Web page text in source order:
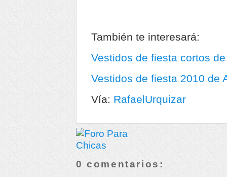
También te interesará:
Vestidos de fiesta cortos
Vestidos de fiesta 2010 de
Vía: RafaelUrquizar
0 comentarios: